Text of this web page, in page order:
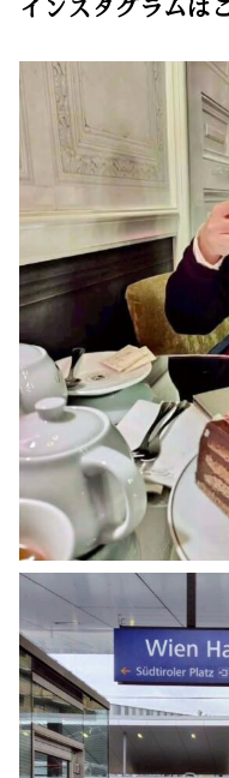
インスタグラムは